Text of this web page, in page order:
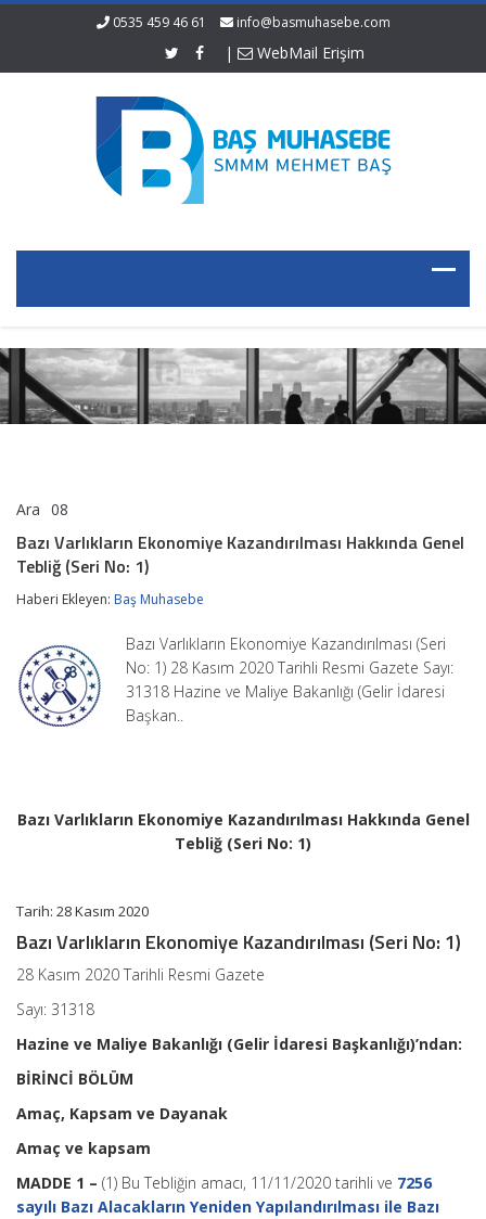
0535 459 46 61 info@basmuhasebe.com
| WebMail Erişim
Ara 08
Ekonomiye
Kazandırılması
Genel
1)
için
Bazı Varlıkların Ekonomiye Kazandırılması Hakkında Genel
Tebliğ (Seri No: 1)
Haberi Ekleyen: Baş Muhasebe
Bazı Varlıkların Ekonomiye Kazandırılması (Seri
No: 1) 28 Kasım 2020 Tarihli Resmi Gazete Sayı:
31318 Hazine ve Maliye Bakanlığı (Gelir İdaresi
Başkan..
Bazı Varlıkların Ekonomiye Kazandırılması Hakkında Genel
Tebliğ (Seri No: 1)
Tarih: 28 Kasım 2020
Bazı Varlıkların Ekonomiye Kazandırılması (Seri No: 1)
28 Kasım 2020 Tarihli Resmi Gazete
Sayı: 31318
Hazine ve Maliye Bakanlığı (Gelir İdaresi Başkanlığı)’ndan:
BİRİNCİ BÖLÜM
Amaç, Kapsam ve Dayanak
Amaç ve kapsam
MADDE 1 – (1) Bu Tebliğin amacı, 11/11/2020 tarihli ve 7256
sayılı Bazı Alacakların Yeniden Yapılandırılması ile Bazı